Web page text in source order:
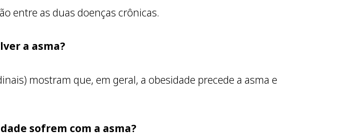
entre as duas doenças crônicas.
a asma?
mostram que, em geral, a obesidade precede a asma e
sofrem com a asma?